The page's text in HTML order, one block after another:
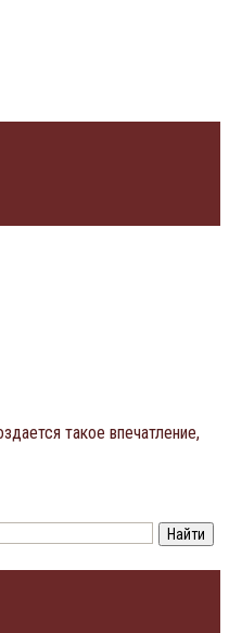
такое впечатление,